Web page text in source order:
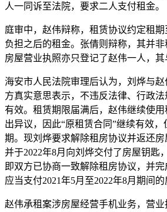
人一同诉至法院，要求二人支付租金。
庭审中，赵伟辩称，租赁协议约定租期
负担之后的租金。张倩则辩称，其并
房屋营业执照亦只登记了赵伟一人，其
海安市人民法院审理后认为，刘烨与
方真实意思表示，不违反法律、行政
有效。租赁期限届满后，赵伟继续使
出异议，因此“原租赁合同”继续有效
期。现刘烨要求解除租房协议并返还房
并于2022年8月向刘烨交付了房屋钥匙
即双方已协商一致解除租房协议，并
应当支付2021年5月至2022年8月期间的
赵伟承租案涉房屋经营手机业务，营